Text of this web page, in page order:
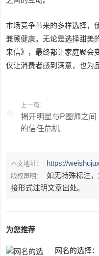
市场竞争带来的多样选择，
兼顾健康。无论是选择甜美
来信》，最终都让家庭聚会
仅让消费者感到满意，也为
上一篇:
揭开明星与P图师之间
的信任危机
本文地址： https://
版权声明：
如无特殊标注
接形式注明文章出处。
为您推荐
网名的选择